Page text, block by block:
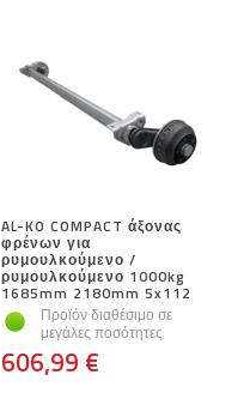
AL-KO COMPACT άξονας
φρένων για
ρυμουλκούμενο /
ρυμουλκούμενο 1000kg
1685mm 2180mm 5x112
Προϊόν διαθέσιμο σε
μεγάλες ποσότητες
606,99 €